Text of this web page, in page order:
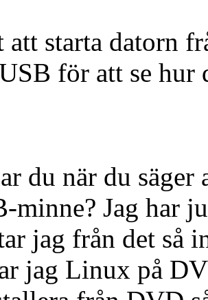
att starta datorn
för att se hur
du när du säger
minne? Jag har
jag från det så
jag Linux på